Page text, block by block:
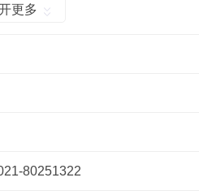
标志寓意深长，特意以两棵绿
天然为本科学为证”
更多
80251322